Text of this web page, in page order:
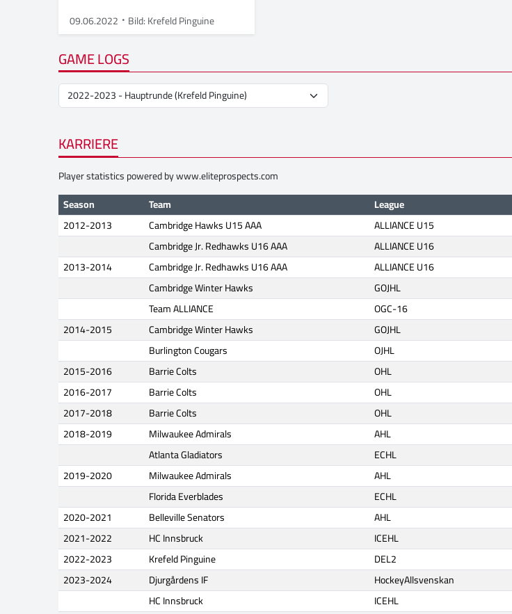
09.06.2022 Bild: Krefeld Pinguine
GAME LOGS
KARRIERE
Player statistics powered bywww.eliteprospects.com
Season
Team League
2012-2013
Cambridge Hawks U15 AAA ALLIANCE U15
Cambridge Jr. Redhawks U16 AAA
ALLIANCE U16
2013-2014
Cambridge Jr. Redhawks U16 AAA ALLIANCE U16
Cambridge Winter Hawks
GOJHL
Team ALLIANCE
OGC-16
2014-2015
Cambridge Winter Hawks GOJHL
Burlington Cougars
OJHL
2015-2016
Barrie Colts OHL
2016-2017
Barrie Colts OHL
2017-2018
Barrie Colts OHL
2018-2019
Milwaukee Admirals AHL
Atlanta Gladiators
ECHL
2019-2020
Milwaukee Admirals AHL
Florida Everblades
ECHL
2020-2021
Belleville Senators AHL
2021-2022
HC Innsbruck ICEHL
2022-2023
Krefeld Pinguine DEL2
2023-2024
Djurgårdens IF HockeyAllsvenskan
HC Innsbruck
ICEHL